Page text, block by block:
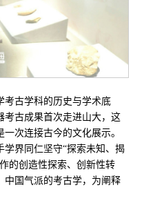
考古学科的历史与学术底
考古成果首次走进山大，这
次连接古今的文化展示。
学界同仁坚守“探索未知、揭
的创造性探索、创新性转
中国气派的考古学，为阐释